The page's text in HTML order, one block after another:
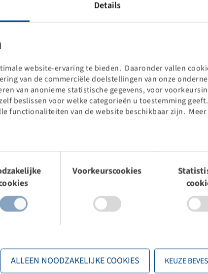
Details
website-ervaring te bieden. Daaronder vallen
van de commerciële doelstellingen van onze
van anonieme statistische gegevens, voor
beslissen voor welke categorieën u toestemming
functionaliteiten van de website beschikbaar zijn.
Voorkeurscookies
ALLEEN NOODZAKELIJKE COOKIES KEUZE
te vinden.